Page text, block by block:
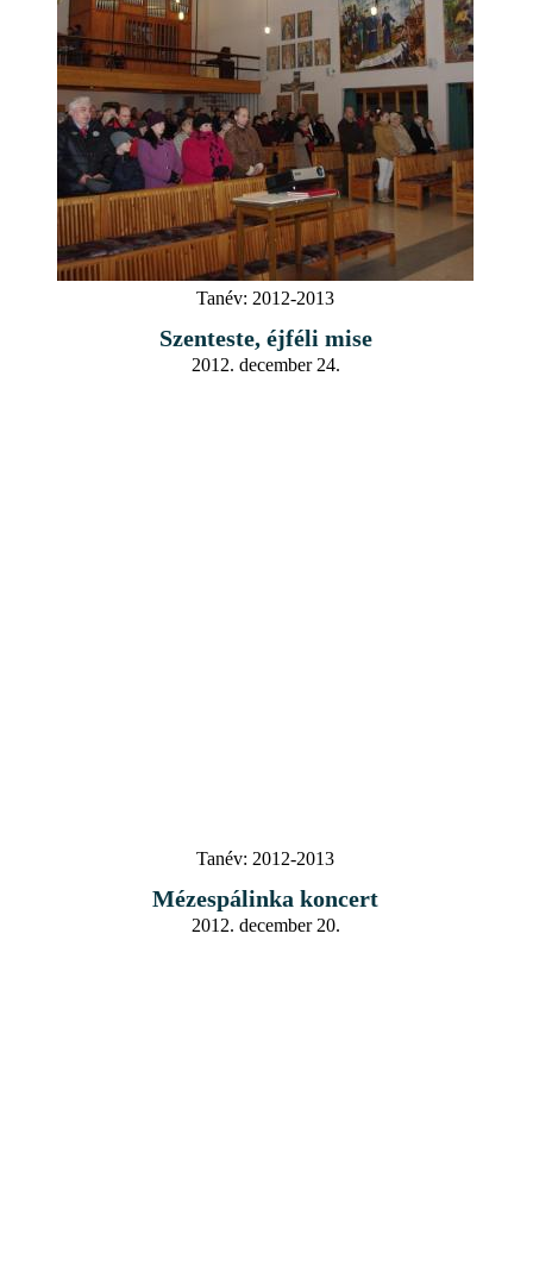
Tanév: 2012-2013
Szenteste, éjféli mise
2012. december 24.
Tanév: 2012-2013
Mézespálinka koncert
2012. december 20.